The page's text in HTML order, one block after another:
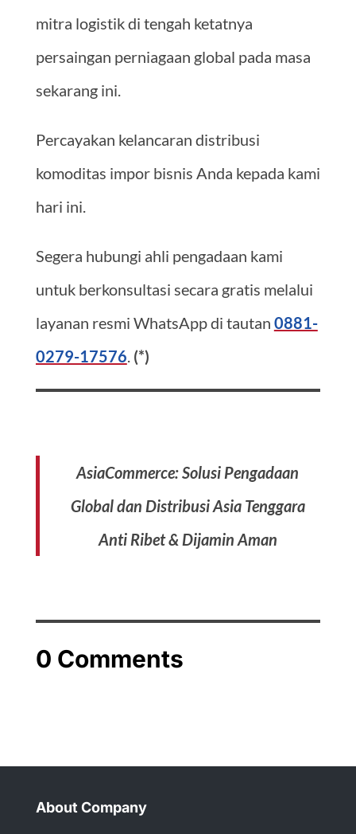
mitra logistik di tengah ketatnya
persaingan perniagaan global pada masa
sekarang ini.
Percayakan kelancaran distribusi
komoditas impor bisnis Anda kepada kami
hari ini.
Segera hubungi ahli pengadaan kami
untuk berkonsultasi secara gratis melalui
layanan resmi WhatsApp di tautan 0881-
0279-17576. (*)
AsiaCommerce: Solusi Pengadaan
Global dan Distribusi Asia Tenggara
Anti Ribet & Dijamin Aman
0 Comments
About Company